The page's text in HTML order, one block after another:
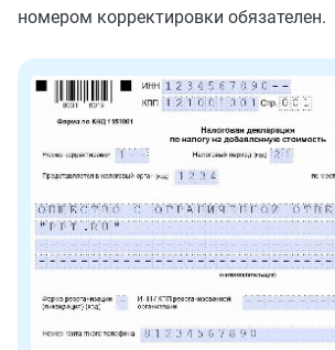
номером корректировки обязателен.